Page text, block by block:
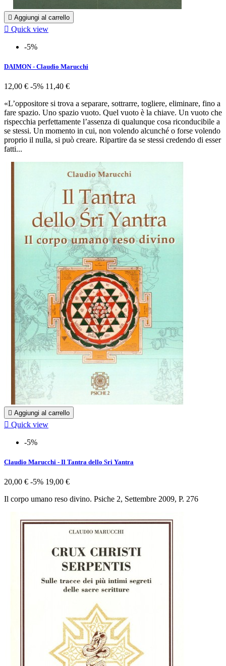
 Aggiungi al carrello
 Quick view
-5%
DAIMON - Claudio Marucchi
12,00 € -5% 11,40 €
«L’oppositore si trova a separare, sottrarre, togliere, eliminare, fino a
fare spazio. Uno spazio vuoto. Quel vuoto è la chiave. Un vuoto che
rispecchia perfettamente l’assenza di qualunque cosa riconducibile a
se stessi. Un momento in cui, non volendo alcunché o forse volendo
proprio il nulla, si può creare. Ripartire da se stessi credendo di esser
fatti...
 Aggiungi al carrello
 Quick view
-5%
Claudio Marucchi - Il Tantra dello Sri Yantra
20,00 € -5% 19,00 €
Il corpo umano reso divino. Psiche 2, Settembre 2009, P. 276